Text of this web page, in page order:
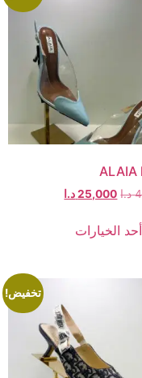
ALAIA
د.ا 25,000 د.ا
الخيارات
تخفيض!